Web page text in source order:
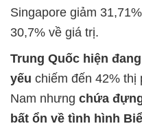
Singapore giảm
30,7% về giá trị.
Trung Quốc hiện
yếu chiếm đến 42% thị
Nam nhưng chứa
bất ổn về tình hình